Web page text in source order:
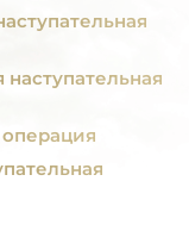
наступательная